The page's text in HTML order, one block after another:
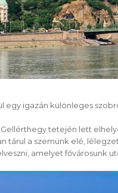
egy igazán különleges
Gellérthegy tetején lett
tárul a szemünk elé,
amelyet fővárosunk